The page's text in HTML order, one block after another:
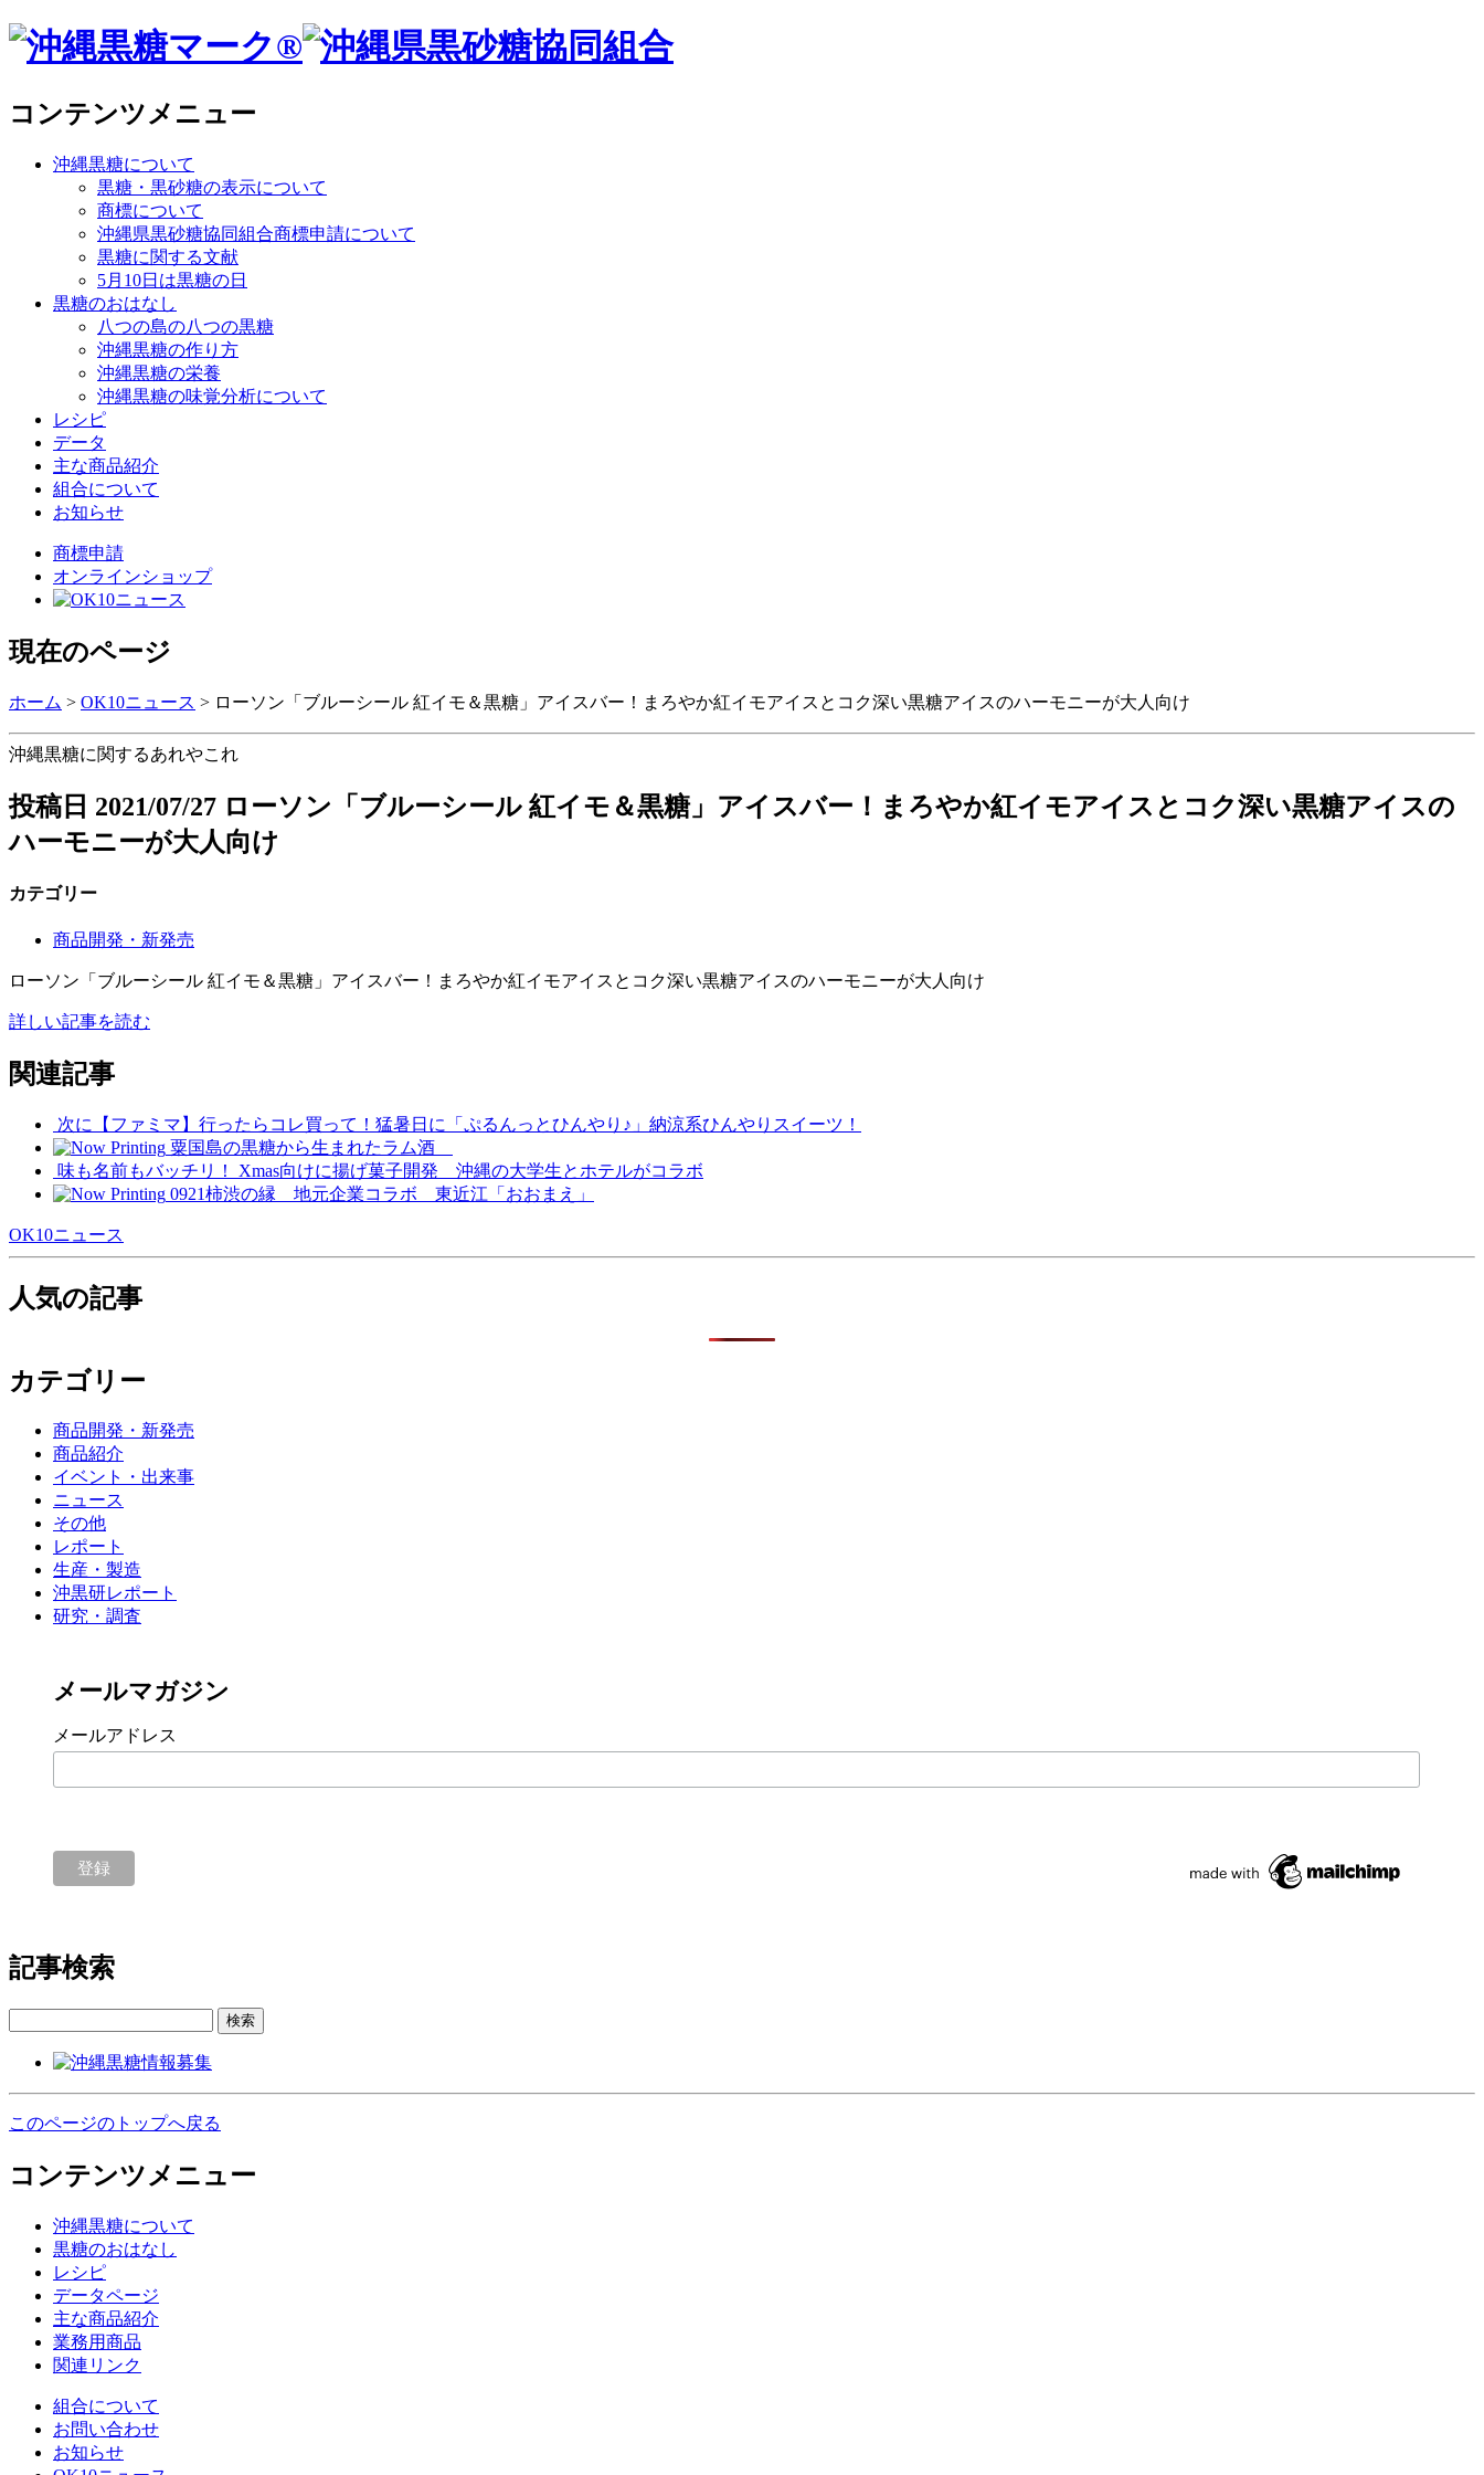
コンテンツメニュー
沖縄黒糖について
黒糖・黒砂糖の表示について
商標について
沖縄県黒砂糖協同組合商標申請について
黒糖に関する文献
5月10日は黒糖の日
黒糖のおはなし
八つの島の八つの黒糖
沖縄黒糖の作り方
沖縄黒糖の栄養
沖縄黒糖の味覚分析について
レシピ
データ
主な商品紹介
組合について
お知らせ
商標申請
オンラインショップ
現在のページ
ホーム > OK10ニュース > ローソン「ブルーシール 紅イモ＆黒糖」アイスバー！まろやか紅イモアイスとコク深い黒糖アイスのハーモニーが大人向け
沖縄黒糖に関するあれやこれ
投稿日 2021/07/27 ローソン「ブルーシール 紅イモ＆黒糖」アイスバー！まろやか紅イモアイスとコク深い黒糖アイスの
ハーモニーが大人向け
カテゴリー
商品開発・新発売
ローソン「ブルーシール 紅イモ＆黒糖」アイスバー！まろやか紅イモアイスとコク深い黒糖アイスのハーモニーが大人向け
詳しい記事を読む
関連記事
次に【ファミマ】行ったらコレ買って！猛暑日に「ぷるんっとひんやり♪」納涼系ひんやりスイーツ！
粟国島の黒糖から生まれたラム酒
味も名前もバッチリ！ Xmas向けに揚げ菓子開発 沖縄の大学生とホテルがコラボ
0921柿渋の縁 地元企業コラボ 東近江「おおまえ」
OK10ニュース
人気の記事
カテゴリー
商品開発・新発売
商品紹介
イベント・出来事
ニュース
その他
レポート
生産・製造
沖黒研レポート
研究・調査
メールマガジン
メールアドレス
記事検索
検索
このページのトップへ戻る
コンテンツメニュー
沖縄黒糖について
黒糖のおはなし
レシピ
データページ
主な商品紹介
業務用商品
関連リンク
組合について
お問い合わせ
お知らせ